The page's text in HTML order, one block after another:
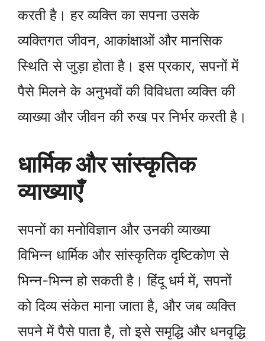
करती है। हर व्यक्ति का सपना उसके
व्यक्तिगत जीवन, आकांक्षाओं और मानसिक
स्थिति से जुड़ा होता है। इस प्रकार, सपनों में
पैसे मिलने के अनुभवों की विविधता व्यक्ति की
व्याख्या और जीवन की रुख पर निर्भर करती है।
धार्मिक और सांस्कृतिक
व्याख्याएँ
सपनों का मनोविज्ञान और उनकी व्याख्या
विभिन्न धार्मिक और सांस्कृतिक दृष्टिकोण से
भिन्न-भिन्न हो सकती है। हिंदू धर्म में, सपनों
को दिव्य संकेत माना जाता है, और जब व्यक्ति
सपने में पैसे पाता है, तो इसे समृद्धि और धनवृद्धि